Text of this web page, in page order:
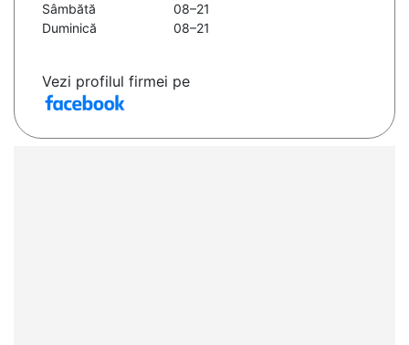
Sâmbătă
08–21
Duminică
08–21
Vezi profilul firmei pe